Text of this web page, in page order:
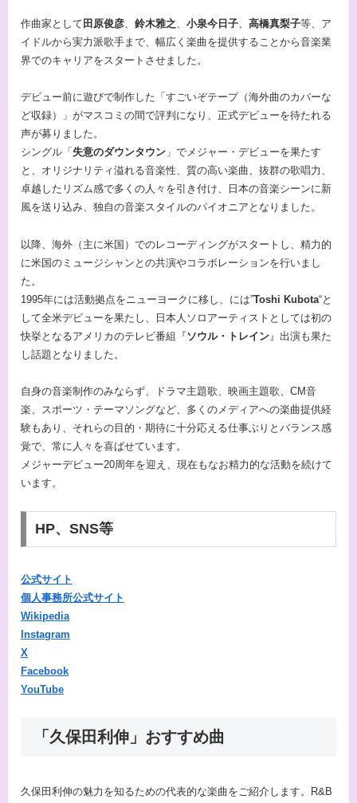
作曲家として 田原俊彦、 鈴木雅之、 小泉今日子、 高橋真梨子等、ア
イドルから実力派歌手まで、幅広く楽曲を提供することから音楽業
界でのキャリアをスタートさせました。
デビュー前に遊びで制作した「すごいぞテープ（海外曲のカバーな
ど収録）」がマスコミの間で評判になり、正式デビューを待たれる
声が募りました。
シングル「 失意のダウンタウン 」でメジャー・デビューを果たす
と、オリジナリティ溢れる音楽性、質の高い楽曲、抜群の歌唱力、
卓越したリズム感で多くの人々を引き付け、日本の音楽シーンに新
風を送り込み、独自の音楽スタイルのパイオニアとなりました。
以降、海外（主に米国）でのレコーディングがスタートし、精力的
に米国のミュージシャンとの共演やコラボレーションを行いまし
た。
1995年には活動拠点をニューヨークに移し、には”Toshi Kubota“と
して全米デビューを果たし、日本人ソロアーティストとしては初の
快挙となるアメリカのテレビ番組『ソウル・トレイン 』出演も果た
し話題となりました。
自身の音楽制作のみならず、ドラマ主題歌、映画主題歌、CM音
楽、スポーツ・テーマソングなど、多くのメディアへの楽曲提供経
験もあり、それらの目的・期待に十分応える仕事ぶりとバランス感
覚で、常に人々を喜ばせています。
メジャーデビュー20周年を迎え、現在もなお精力的な活動を続けて
います。
HP、SNS等
公式サイト
個人事務所公式サイト
Wikipedia
Instagram
X
Facebook
YouTube
「久保田利伸」おすすめ曲
久保田利伸の魅力を知るための代表的な楽曲をご紹介します。R&B